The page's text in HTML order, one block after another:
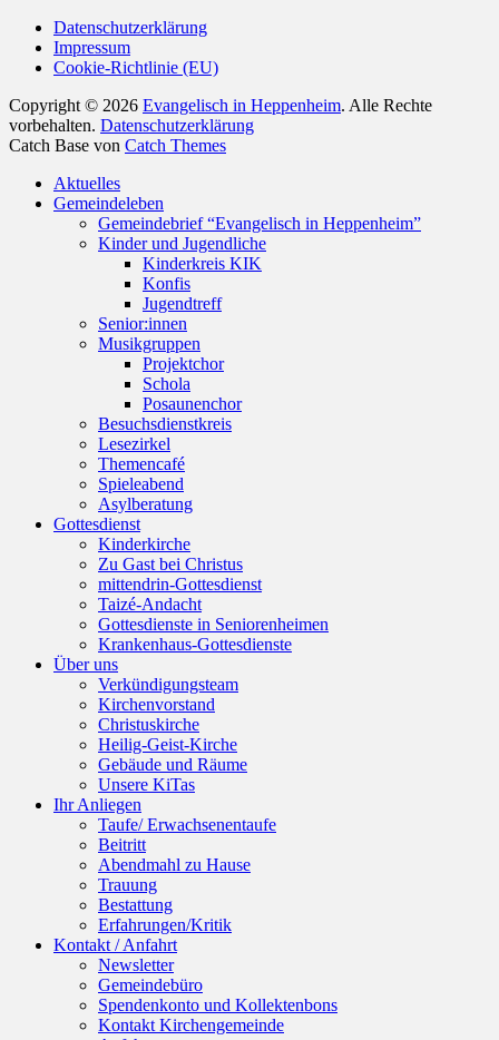
Datenschutzerklärung
Impressum
Cookie-Richtlinie (EU)
Copyright © 2026 Evangelisch in Heppenheim. Alle Rechte
vorbehalten. Datenschutzerklärung
Catch Base von Catch Themes
oben
scrollen
Aktuelles
Gemeindeleben
Gemeindebrief “Evangelisch in Heppenheim”
Kinder und Jugendliche
Kinderkreis KIK
Konfis
Jugendtreff
Senior:innen
Musikgruppen
Projektchor
Schola
Posaunenchor
Besuchsdienstkreis
Lesezirkel
Themencafé
Spieleabend
Asylberatung
Gottesdienst
Kinderkirche
Zu Gast bei Christus
mittendrin-Gottesdienst
Taizé-Andacht
Gottesdienste in Seniorenheimen
Krankenhaus-Gottesdienste
Über uns
Verkündigungsteam
Kirchenvorstand
Christuskirche
Heilig-Geist-Kirche
Gebäude und Räume
Unsere KiTas
Ihr Anliegen
Taufe/ Erwachsenentaufe
Beitritt
Abendmahl zu Hause
Trauung
Bestattung
Erfahrungen/Kritik
Kontakt / Anfahrt
Newsletter
Gemeindebüro
Spendenkonto und Kollektenbons
Kontakt Kirchengemeinde